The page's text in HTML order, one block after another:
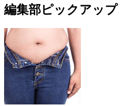
編集部ピックアップ